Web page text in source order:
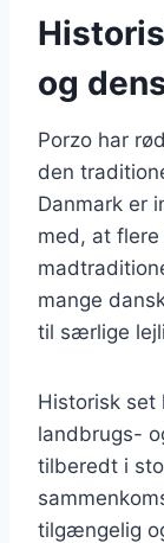
og
Porzo har
den
Danmark er
med, at
mange
til særlige
Historisk
landbrugs-
tilberedt i
tilgængelig